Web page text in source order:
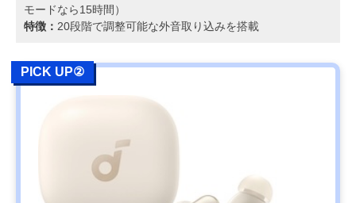
モードなら15時間）
特徴： 20段階で調整可能な外音取り込みを搭載
PICK UP②